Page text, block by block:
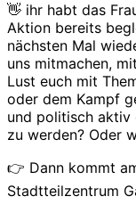
👋 ihr habt das
Aktion bereits
nächsten Mal
uns mitmachen,
Lust euch mit
oder dem Kampf
und politisch aktiv
zu werden? Oder
👉 Dann kommt
Stadtteilzentrum